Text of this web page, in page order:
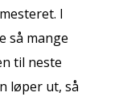
I
så mange
til neste
løper ut, så